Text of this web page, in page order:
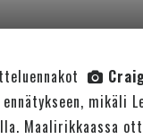
mikäli
Maalirikkaassa